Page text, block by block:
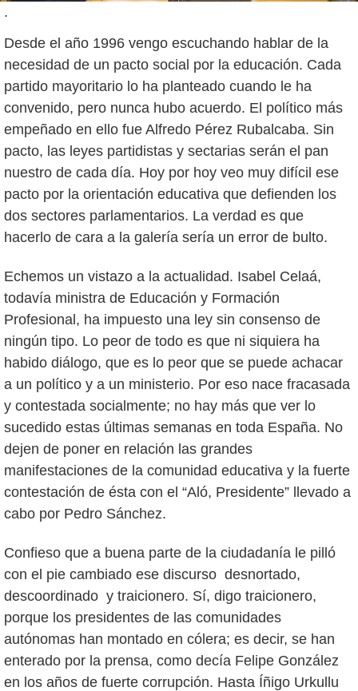
.
Desde el año 1996 vengo escuchando hablar de la
necesidad de un pacto social por la educación. Cada
partido mayoritario lo ha planteado cuando le ha
convenido, pero nunca hubo acuerdo. El político más
empeñado en ello fue Alfredo Pérez Rubalcaba. Sin
pacto, las leyes partidistas y sectarias serán el pan
nuestro de cada día. Hoy por hoy veo muy difícil ese
pacto por la orientación educativa que defienden los
dos sectores parlamentarios. La verdad es que
hacerlo de cara a la galería sería un error de bulto.
Echemos un vistazo a la actualidad. Isabel Celaá,
todavía ministra de Educación y Formación
Profesional, ha impuesto una ley sin consenso de
ningún tipo. Lo peor de todo es que ni siquiera ha
habido diálogo, que es lo peor que se puede achacar
a un político y a un ministerio. Por eso nace fracasada
y contestada socialmente; no hay más que ver lo
sucedido estas últimas semanas en toda España. No
dejen de poner en relación las grandes
manifestaciones de la comunidad educativa y la fuerte
contestación de ésta con el “Aló, Presidente” llevado a
cabo por Pedro Sánchez.
Confieso que a buena parte de la ciudadanía le pilló
con el pie cambiado ese discurso desnortado,
descoordinado y traicionero. Sí, digo traicionero,
porque los presidentes de las comunidades
autónomas han montado en cólera; es decir, se han
enterado por la prensa, como decía Felipe González
en los años de fuerte corrupción. Hasta Íñigo Urkullu